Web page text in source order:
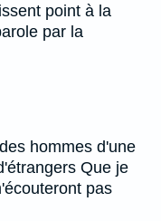
point à la
par la
hommes d'une
Que je
pas